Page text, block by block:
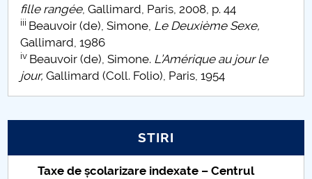
fille rangée, Gallimard, Paris, 2008, p. 44
iii Beauvoir (de), Simone, Le Deuxième Sexe,
Gallimard, 1986
iv Beauvoir (de), Simone. L’Amérique au jour le
jour,Gallimard (Coll. Folio), Paris, 1954
STIRI
Taxe de școlarizare indexate – Centrul